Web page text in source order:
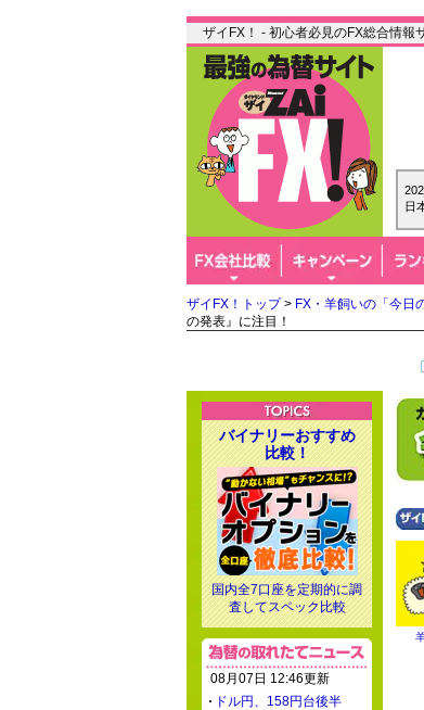
ザイFX！ - 初心者必見のFX総合情報
日
ザイFX！トップ> FX・羊飼いの「今日
の発表』に注目！
バイナリーおすすめ
比較！
国内全7口座を定期的に調
査してスペック比較
08月07日 12:46更新
ドル円、158円台後半